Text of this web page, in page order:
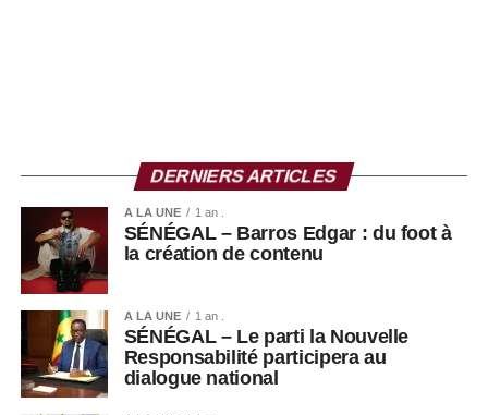
DERNIERS ARTICLES
A LA UNE 1 an .
SÉNÉGAL – Barros Edgar : du foot à
la création de contenu
A LA UNE 1 an .
SÉNÉGAL – Le parti la Nouvelle
Responsabilité participera au
dialogue national